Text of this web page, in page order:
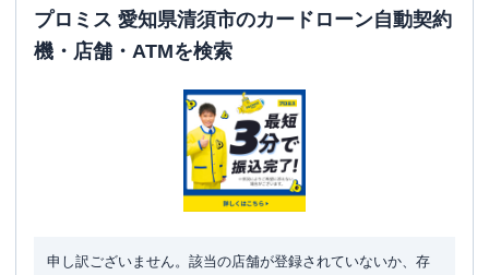
ATM営業時間
日祝： 7：00～24：00
〇
〇
愛知県清須市土器野１４９－１
プロミス 愛知県清須市のカードローン自動契約
機・店舗・ATMを検索
申し訳ございません。該当の店舗が登録されていないか、存